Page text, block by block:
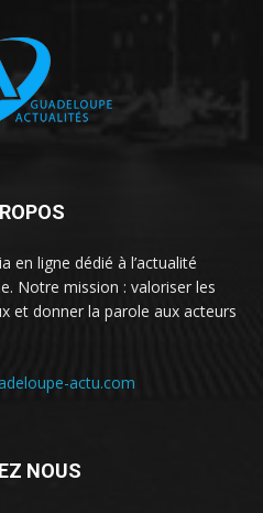
en ligne dédié à l’actualité
Notre mission : valoriser les
et donner la parole aux acteurs
actu.com
NOUS